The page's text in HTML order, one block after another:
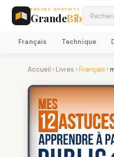
EBOOKS GRATUITS
GrandeBib
Français Technique
Accueil › Livres › Français ›